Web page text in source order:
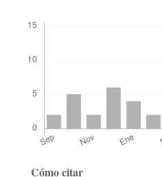
Detalles
Cómo citar